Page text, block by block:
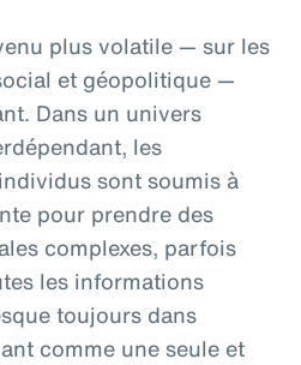
plus volatile — sur les
et géopolitique —
Dans un univers
les
sont soumis à
pour prendre des
complexes, parfois
les informations
toujours dans
comme une seule et